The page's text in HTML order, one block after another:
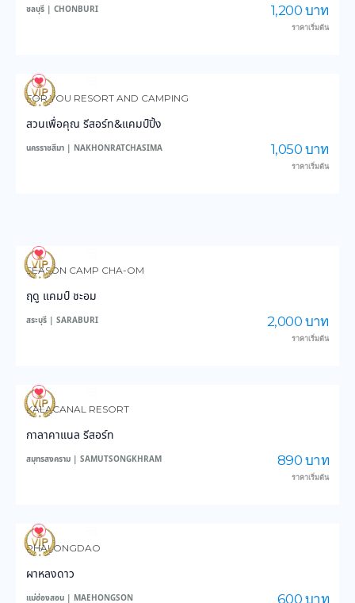
ชลบุรี | CHONBURI 1,200 บาท
ราคาเริ่มต้น
4,319
FOR YOU RESORT AND CAMPING
สวนเพื่อคุณ รีสอร์ท&แคมป์ปิ้ง
นครราชสีมา | NAKHONRATCHASIMA 1,050 บาท
ราคาเริ่มต้น
3,584
SEASON CAMP CHA-OM
ฤดู แคมป์ ชะอม
สระบุรี | SARABURI 2,000 บาท
ราคาเริ่มต้น
3,436
KALACANAL RESORT
กาลาคาแนล รีสอร์ท
สมุทรสงคราม | SAMUTSONGKHRAM 890 บาท
ราคาเริ่มต้น
6,321
PHALONGDAO
ผาหลงดาว
แม่ฮ่องสอน | MAEHONGSON 600 บาท